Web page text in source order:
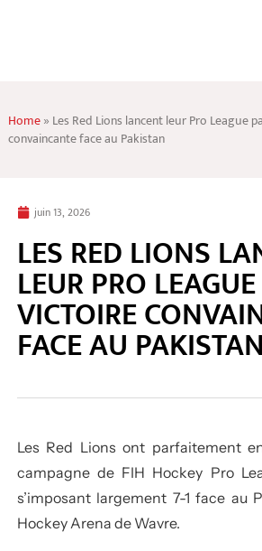
Home» Les Red Lions lancent leur Pro League
convaincante face au Pakistan
juin 13, 2026
LES RED LIONS
LEUR PRO
VICTOIRE
FACE AU PAKISTAN
Les Red Lions ont parfaitement
campagne de FIH Hockey Pro
s’imposant largement 7-1 face au
Hockey Arena de Wavre.